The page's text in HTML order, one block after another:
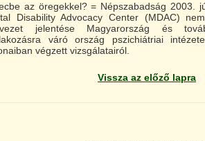
az öregekkel? = Népszabadság 2003.
Disability Advocacy Center (MDAC)
jelentése Magyarország és
váró ország pszichiátriai
végzett vizsgálatairól.
Vissza az előző lapra